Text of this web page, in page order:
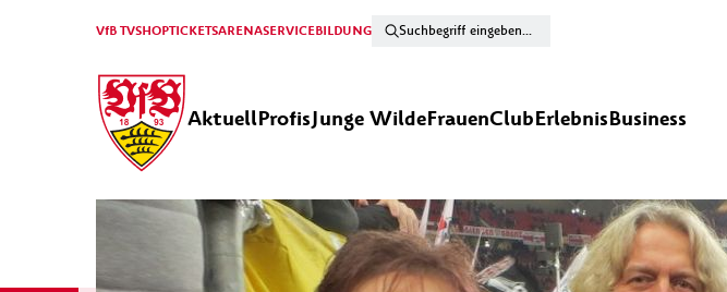
VfB TVSHOPTICKETSARENASERVICEBILDUNG
AktuellProfisJunge WildeFrauenClubErlebnisBusiness